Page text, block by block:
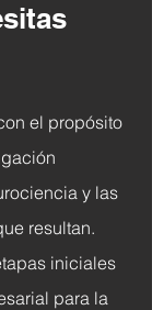
el propósito
y las
resultan.
iniciales
para la